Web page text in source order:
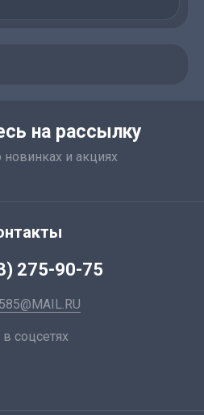
на рассылку
новинках и акциях
275-90-75
соцсетях